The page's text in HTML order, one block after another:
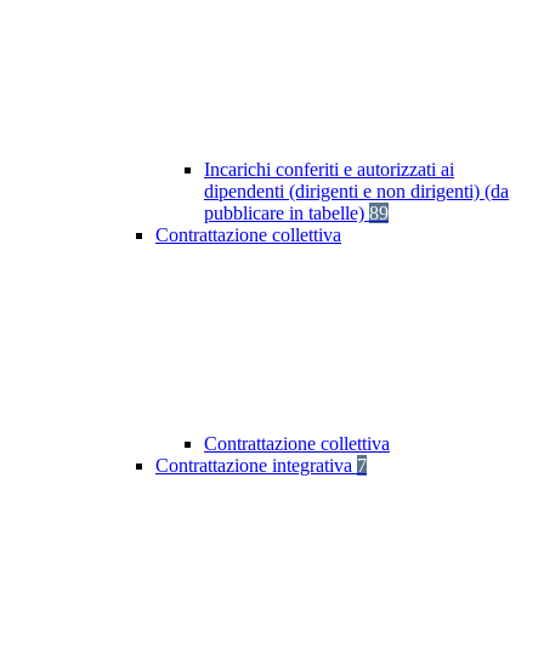
Incarichi conferiti e autorizzati ai
dipendenti (dirigenti e non dirigenti) (da
pubblicare in tabelle) 89
Contrattazione collettiva
Contrattazione collettiva
Contrattazione integrativa 7